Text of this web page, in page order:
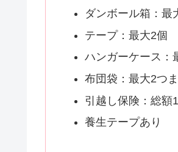
ダンボール箱：最
テープ：最大2個
ハンガーケース：
布団袋：最大2つ
引越し保険：総額
養生テープあり